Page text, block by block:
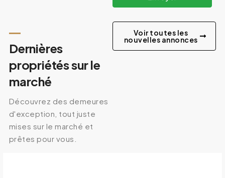
Dernières
propriétés sur le
marché
Découvrez des demeures
d'exception, tout juste
mises sur le marché et
prêtes pour vous.
Voir toutes les
nouvelles annonces